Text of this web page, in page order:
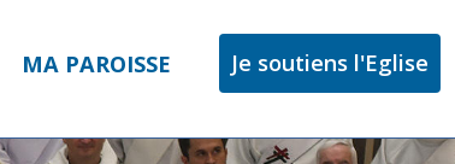
MA PAROISSE Je soutiens l'Eglise